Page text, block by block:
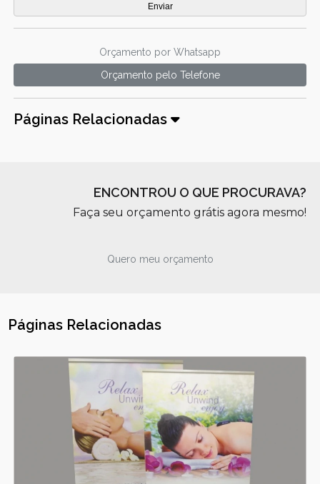
Orçamento por Whatsapp
Orçamento pelo Telefone
Páginas Relacionadas
ENCONTROU O QUE PROCURAVA?
Faça seu orçamento grátis agora mesmo!
Quero meu orçamento
Páginas Relacionadas